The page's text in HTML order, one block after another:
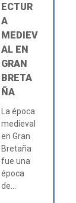
ECTUR
A
MEDIEV
AL EN
GRAN
BRETA
ÑA
La época
medieval
en Gran
Bretaña
fue una
época
de...